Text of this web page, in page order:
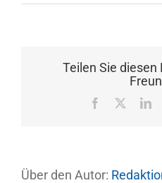
Teilen Sie
Facebook
Über den Autor: